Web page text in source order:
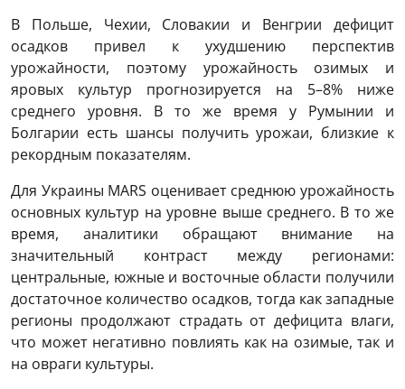
В Польше, Чехии, Словакии и Венгрии дефицит
осадков привел к ухудшению перспектив
урожайности, поэтому урожайность озимых и
яровых культур прогнозируется на 5–8% ниже
среднего уровня. В то же время у Румынии и
Болгарии есть шансы получить урожаи, близкие к
рекордным показателям.
Для Украины MARS оценивает среднюю урожайность
основных культур на уровне выше среднего. В то же
время, аналитики обращают внимание на
значительный контраст между регионами:
центральные, южные и восточные области получили
достаточное количество осадков, тогда как западные
регионы продолжают страдать от дефицита влаги,
что может негативно повлиять как на озимые, так и
на овраги культуры.